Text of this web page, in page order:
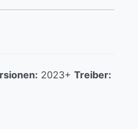
2023+ Treiber: